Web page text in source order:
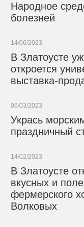
Народное
болезней
14/06/2023
В Златоусте
откроется
выставка-
06/03/2023
Укрась
праздничный
14/02/2023
В Златоусте
вкусных и
фермерского
Волковых